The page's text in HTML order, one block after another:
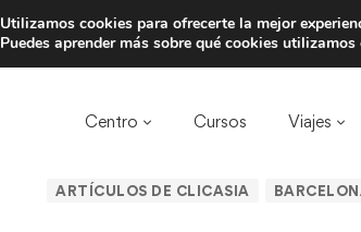
Trae a un amigo y llevaos
Centro Cursos Viajes
ARTÍCULOS DE CLICASIA
Utilizamos cookies para ofrecerte la mejor
Puedes aprender más sobre qué cookies